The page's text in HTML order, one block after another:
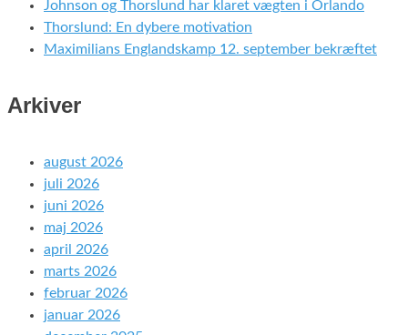
Johnson og Thorslund har klaret vægten i Orlando
Thorslund: En dybere motivation
Maximilians Englandskamp 12. september bekræftet
Arkiver
august 2026
juli 2026
juni 2026
maj 2026
april 2026
marts 2026
februar 2026
januar 2026